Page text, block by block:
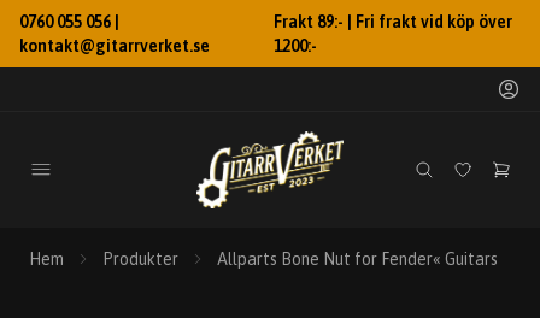
0760 055 056 |
kontakt@gitarrverket.se
Frakt 89:- | Fri frakt vid köp över
1200:-
Hem Produkter Allparts Bone Nut for Fender« Guitars